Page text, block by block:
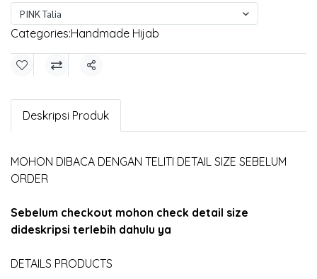
PINK Talia
Categories:Handmade Hijab
Share
Deskripsi Produk
MOHON DIBACA DENGAN TELITI DETAIL SIZE SEBELUM
ORDER
Sebelum checkout mohon check detail size
dideskripsi terlebih dahulu ya
DETAILS PRODUCTS